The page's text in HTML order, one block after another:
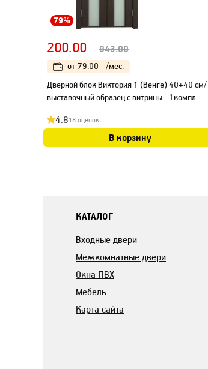
79%
200.00 943.00
от 79.00
/мес.
Дверной блок Виктория 1 (Венге) 40+40 см/
выставочный образец с витрины - 1компл...
4.818 оценок
В корзину
КАТАЛОГ
Входные двери
Межкомнатные двери
Окна ПВХ
Мебель
Карта сайта